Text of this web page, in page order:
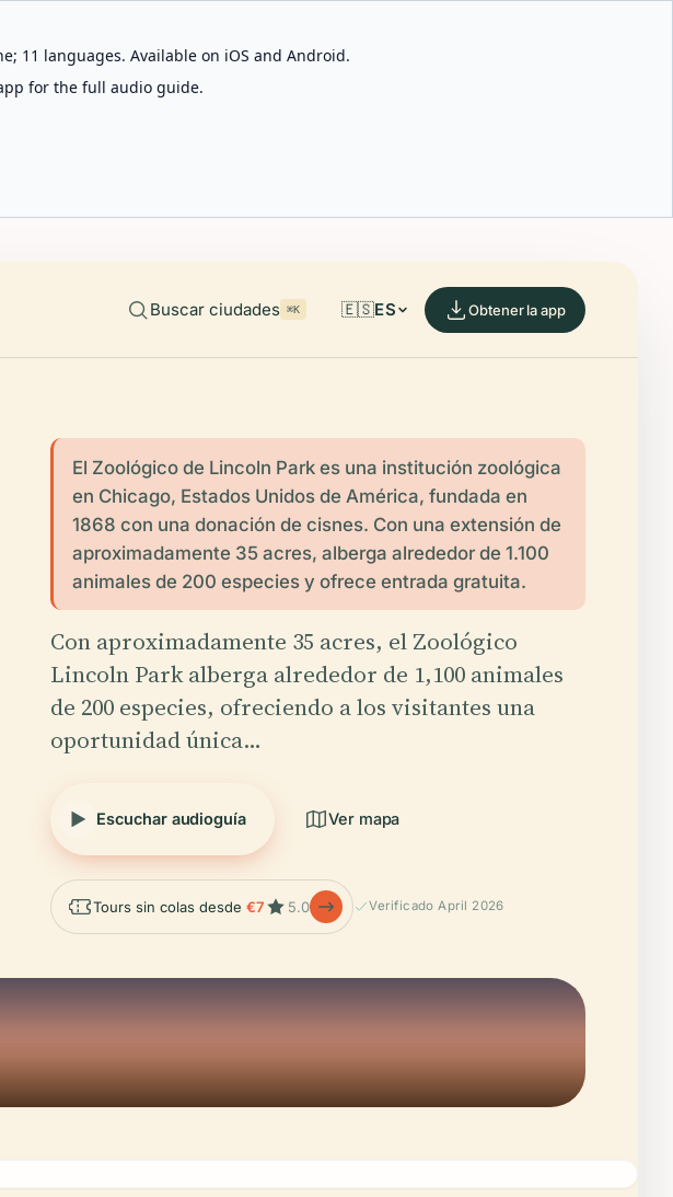
11 languages. Available on iOS and Android.
for the full audio guide.
Buscar ciudades ⌘K 🇪🇸ES Obtener la app
El Zoológico de Lincoln Park es una institución zoológica
en Chicago, Estados Unidos de América, fundada en
1868 con una donación de cisnes. Con una extensión de
aproximadamente 35 acres, alberga alrededor de 1.100
animales de 200 especies y ofrece entrada gratuita.
Con aproximadamente 35 acres, el Zoológico
Lincoln Park alberga alrededor de 1,100 animales
de 200 especies, ofreciendo a los visitantes una
oportunidad única…
Escuchar audioguía Ver mapa
Tours sin colas desde€7 5.0 Verificado April 2026